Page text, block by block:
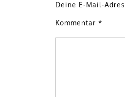
Deine E-Mail-
Kommentar *